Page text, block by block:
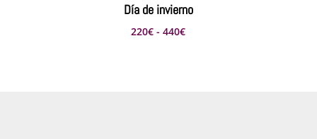
Día de invierno
220€ - 440€Rango